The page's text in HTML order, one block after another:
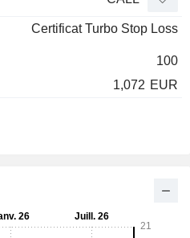
Certificat Turbo Stop Loss
100
1,072 EUR